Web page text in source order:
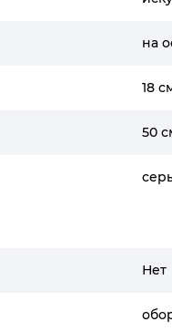
на
18
50
Нет